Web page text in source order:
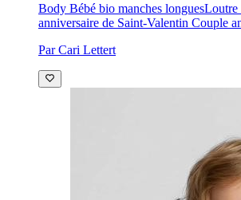
Body Bébé bio manches longuesLoutre
anniversaire de Saint-Valentin Couple
Par Cari Lettert